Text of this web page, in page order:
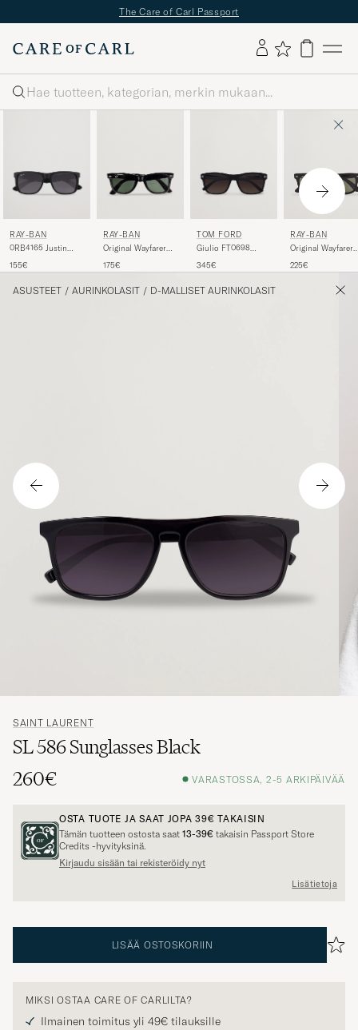
The Care of Carl Passport
Haku
RAY-BAN
0RB4165 Justin
Black
155€
RAY-BAN
Original Wayfarer
Black/Crystal Green
175€
TOM FORD
Giulio FT0698
345€
RAY-BAN
Original Wayfarer
Sunglasses
225€
ASUSTEET / AURINKOLASIT / D-MALLISET AURINKOLASIT
SAINT LAURENT
SL 586 Sunglasses Black
260€
VARASTOSSA, 2-5 ARKIPÄIVÄÄ
OSTA TUOTE JA SAAT JOPA39€ TAKAISIN
Tämän tuotteen ostosta saat 13-39€ takaisin Passport Store
Credits -hyvityksinä.
Kirjaudu sisään tai rekisteröidy nyt
Lisätietoja
LISÄÄ OSTOSKORIIN
MIKSI OSTAA CARE OF CARLILTA?
Ilmainen toimitus yli 49€ tilauksille